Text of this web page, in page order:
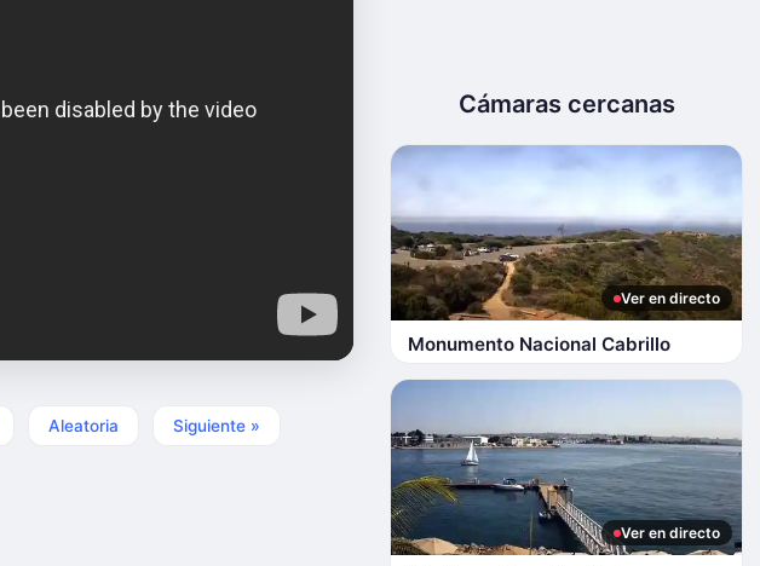
Aleatoria Siguiente »
Cámaras cercanas
Ver en directo
Monumento Nacional Cabrillo
Ver en directo